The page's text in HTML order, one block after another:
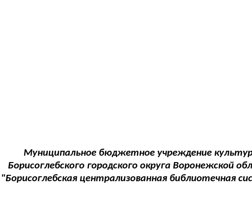
Муниципальное бюджетное учреждение
Борисоглебского городского округа Воронежской
"Борисоглебская централизованная библиотечная